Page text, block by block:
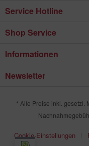
Service Hotline
Shop Service
Informationen
Newsletter
* Alle Preise inkl. gesetzl.
Cookie-Einstellungen